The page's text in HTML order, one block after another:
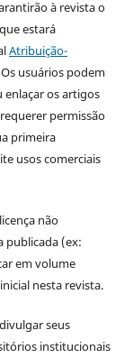
à revista o
estará
Atribuição-
Os usuários podem
enlaçar os artigos
permissão
primeira
usos comerciais
não
publicada (ex:
em volume
nesta revista.
seus
institucionais